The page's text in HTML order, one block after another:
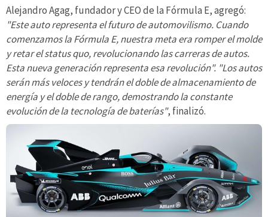
Alejandro Agag, fundador y CEO de la Fórmula E, agregó:
"Este auto representa el futuro de automovilismo. Cuando
comenzamos la Fórmula E, nuestra meta era romper el molde
y retar el status quo, revolucionando las carreras de autos.
Esta nueva generación representa esa revolución". "Los autos
serán más veloces y tendrán el doble de almacenamiento de
energía y el doble de rango, demostrando la constante
evolución de la tecnología de baterías", finalizó.